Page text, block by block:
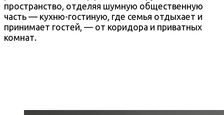
пространство, отделяя шумную общественную
часть — кухню-гостиную, где семья отдыхает и
принимает гостей, — от коридора и приватных
комнат.